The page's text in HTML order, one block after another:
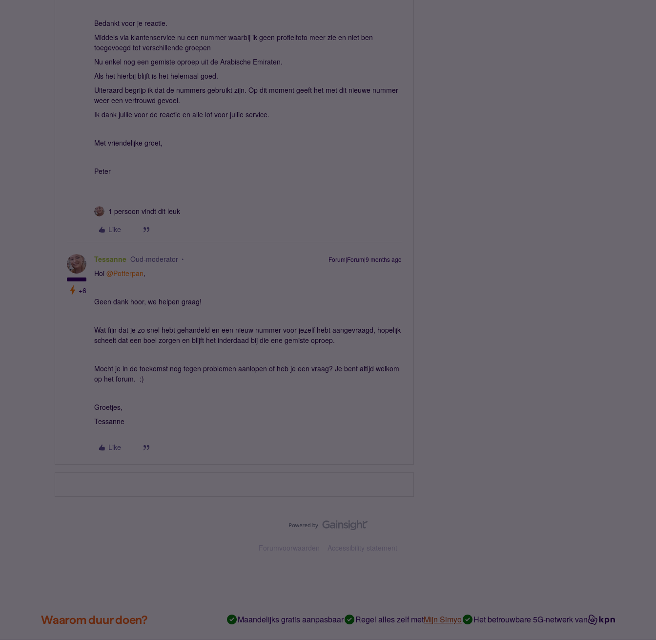
Bedankt voor je reactie.
Middels via klantenservice nu een nummer waarbij ik geen profielfoto meer zie en niet ben
toegevoegd tot verschillende groepen
Nu enkel nog een gemiste oproep uit de Arabische Emiraten.
Als het hierbij blijft is het helemaal goed.
Uiteraard begrijp ik dat de nummers gebruikt zijn. Op dit moment geeft het met dit nieuwe nummer
weer een vertrouwd gevoel.
Ik dank jullie voor de reactie en alle lof voor jullie service.
Met vriendelijke groet,
Peter
1 persoon vindt dit leuk
Like
+6
Tessanne Oud-moderator Forum|Forum|9 months ago
Hoi ​ @Potterpan,
Geen dank hoor, we helpen graag!
Wat fijn dat je zo snel hebt gehandeld en een nieuw nummer voor jezelf hebt aangevraagd, hopelijk
scheelt dat een boel zorgen en blijft het inderdaad bij die ene gemiste oproep.
Mocht je in de toekomst nog tegen problemen aanlopen of heb je een vraag? Je bent altijd welkom
op het forum. :)
Groetjes,
Tessanne
Like
Forumvoorwaarden Accessibility statement
Waarom duur doen? Maandelijks gratis aanpasbaar Regel alles zelf metMijn Simyo Het betrouwbare 5G-netwerk van